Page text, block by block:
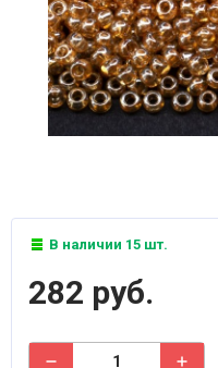
В наличии 15 шт.
282 руб.